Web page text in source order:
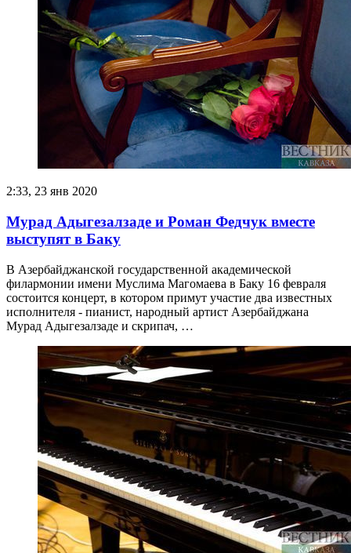
2:33, 23 янв 2020
Мурад Адыгезалзаде и Роман Федчук вместе
выступят в Баку
В Азербайджанской государственной академической
филармонии имени Муслима Магомаева в Баку 16 февраля
состоится концерт, в котором примут участие два известных
исполнителя - пианист, народный артист Азербайджана
Мурад Адыгезалзаде и скрипач, …